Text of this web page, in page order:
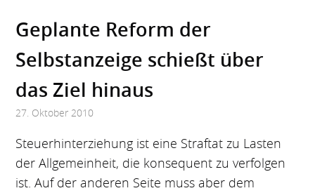
Geplante Reform der
Selbstanzeige schießt über
das Ziel hinaus
27. Oktober 2010
Steuerhinterziehung ist eine Straftat zu Lasten
der Allgemeinheit, die konsequent zu verfolgen
ist. Auf der anderen Seite muss aber dem